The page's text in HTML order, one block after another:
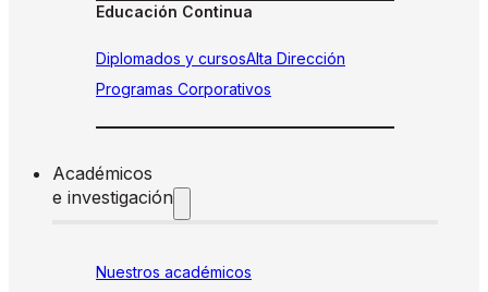
Educación Continua
Diplomados y cursosAlta Dirección
Programas Corporativos
Académicos
e investigación
Nuestros académicos